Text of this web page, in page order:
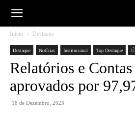
Início Destaque
Destaque Notícias Institucional Top Destaque
Relatórios e
aprovados por
18 de Dezembro, 2023